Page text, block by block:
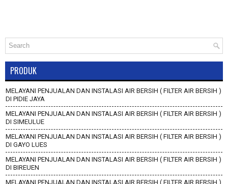
PRODUK
MELAYANI PENJUALAN DAN INSTALASI AIR BERSIH ( FILTER AIR BERSIH )
DI PIDIE JAYA
MELAYANI PENJUALAN DAN INSTALASI AIR BERSIH ( FILTER AIR BERSIH )
DI SIMEULUE
MELAYANI PENJUALAN DAN INSTALASI AIR BERSIH ( FILTER AIR BERSIH )
DI GAYO LUES
MELAYANI PENJUALAN DAN INSTALASI AIR BERSIH ( FILTER AIR BERSIH )
DI BIREUEN
MELAYANI PENJUALAN DAN INSTALASI AIR BERSIH ( FILTER AIR BERSIH )